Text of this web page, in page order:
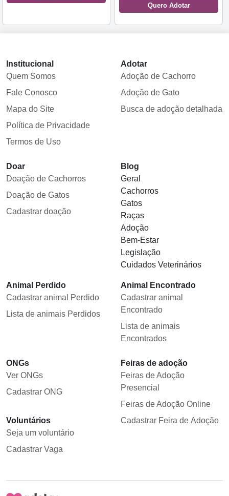
Quero Adotar
Institucional
Quem Somos
Fale Conosco
Mapa do Site
Política de Privacidade
Termos de Uso
Adotar
Adoção de Cachorro
Adoção de Gato
Busca de adoção detalhada
Doar
Doação de Cachorros
Doação de Gatos
Cadastrar doação
Blog
Geral
Cachorros
Gatos
Raças
Adoção
Bem-Estar
Legislação
Cuidados Veterinários
Animal Perdido
Cadastrar animal Perdido
Lista de animais Perdidos
Animal Encontrado
Cadastrar animal
Encontrado
Lista de animais
Encontrados
ONGs
Ver ONGs
Cadastrar ONG
Voluntários
Seja um voluntário
Cadastrar Vaga
Feiras de adoção
Feiras de Adoção
Presencial
Feiras de Adoção Online
Cadastrar Feira de Adoção